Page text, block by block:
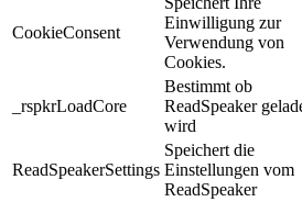
CookieConsent
Einwilligung zur
Verwendung von
Cookies.
_rspkrLoadCore
Bestimmt ob
ReadSpeaker
wird
ReadSpeakerSettings
Speichert die
Einstellungen vom
ReadSpeaker